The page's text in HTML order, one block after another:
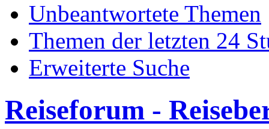
Unbeantwortete Themen
Themen der letzten 24
Erweiterte Suche
Reiseforum -